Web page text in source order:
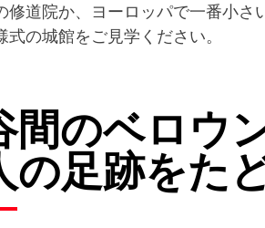
修道院か、ヨーロッパで一番小
式の城館をご見学ください。
間のベロウ
の足跡をた